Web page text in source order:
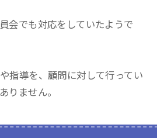
会でも対応をしていたようで
指導を、顧問に対して行ってい
りません。